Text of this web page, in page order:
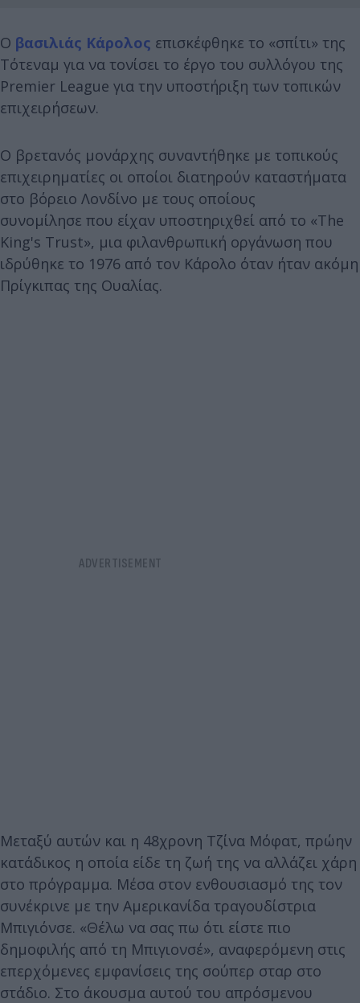
Ο βασιλιάς Κάρολος επισκέφθηκε το «σπίτι» της
Τότεναμ για να τονίσει το έργο του συλλόγου της
Premier League για την υποστήριξη των τοπικών
επιχειρήσεων.
Ο βρετανός μονάρχης συναντήθηκε με τοπικούς
επιχειρηματίες οι οποίοι διατηρούν καταστήματα
στο βόρειο Λονδίνο με τους οποίους
συνομίλησε που είχαν υποστηριχθεί από το «The
King's Trust», μια φιλανθρωπική οργάνωση που
ιδρύθηκε το 1976 από τον Κάρολο όταν ήταν ακόμη
Πρίγκιπας της Ουαλίας.
Μεταξύ αυτών και η 48χρονη Τζίνα Μόφατ, πρώην
κατάδικος η οποία είδε τη ζωή της να αλλάζει χάρη
στο πρόγραμμα. Μέσα στον ενθουσιασμό της τον
συνέκρινε με την Αμερικανίδα τραγουδίστρια
Μπιγιόνσε. «Θέλω να σας πω ότι είστε πιο
δημοφιλής από τη Μπιγιονσέ», αναφερόμενη στις
επερχόμενες εμφανίσεις της σούπερ σταρ στο
στάδιο. Στο άκουσμα αυτού του απρόσμενου